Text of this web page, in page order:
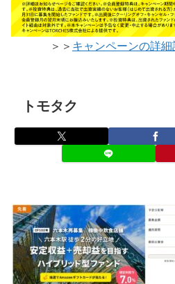
＞＞ キャンペーンの詳細
トモタク